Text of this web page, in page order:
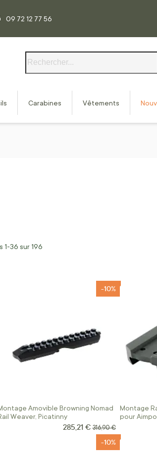
09 72 12 77 56
Carabines Vêtements
1-36 sur 196
Amovible Browning Nomad
Weaver, Picatinny
-10%
Prix Spécial
285,21 € Prix normal
316,90 €
Montage
pour
-10%